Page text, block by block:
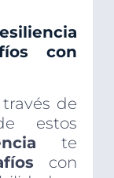
con
de
estos
te
con